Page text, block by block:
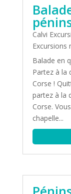
Calvi
Excursions
Balade en
Partez à la
Corse !
partez à la
Corse.
chapelle...